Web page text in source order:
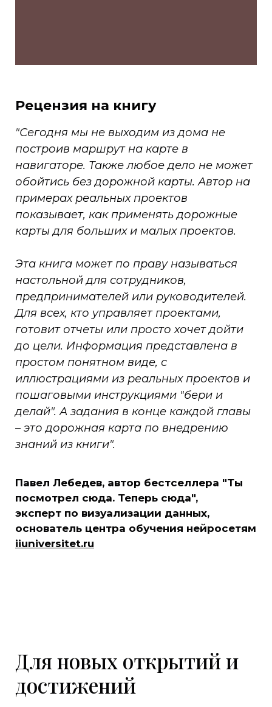
Рецензия на книгу
"Сегодня мы не выходим из дома не
построив маршрут на карте в
навигаторе. Также любое дело не может
обойтись без дорожной карты. Автор на
примерах реальных проектов
показывает, как применять дорожные
карты для больших и малых проектов.
Эта книга может по праву называться
настольной для сотрудников,
предпринимателей или руководителей.
Для всех, кто управляет проектами,
готовит отчеты или просто хочет дойти
до цели. Информация представлена в
простом понятном виде, с
иллюстрациями из реальных проектов и
пошаговыми инструкциями "бери и
делай". А задания в конце каждой главы
– это дорожная карта по внедрению
знаний из книги".
Павел Лебедев, автор бестселлера "Ты
посмотрел сюда. Теперь сюда",
эксперт по визуализации данных,
основатель центра обучения нейросетям
iiuniversitet.ru
Для новых открытий и
достижений